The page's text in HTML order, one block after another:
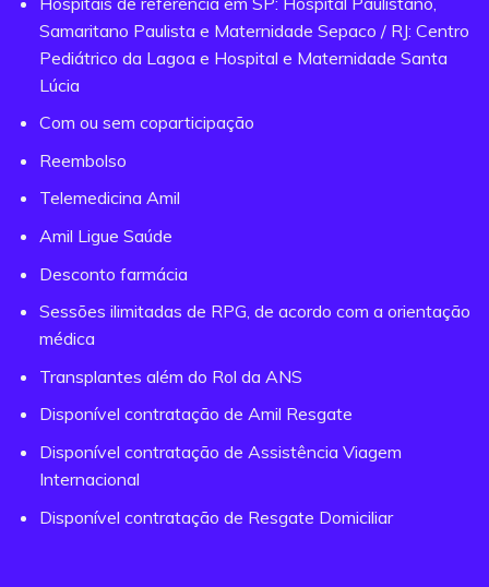
Samaritano Paulista e Maternidade Sepaco / RJ: Centro
Pediátrico da Lagoa e Hospital e Maternidade Santa
Lúcia
Com ou sem coparticipação
Reembolso
Telemedicina Amil
Amil Ligue Saúde
Desconto farmácia
Sessões ilimitadas de RPG, de acordo com a orientação
médica
Transplantes além do Rol da ANS
Disponível contratação de Amil Resgate
Disponível contratação de Assistência Viagem
Internacional
Disponível contratação de Resgate Domiciliar